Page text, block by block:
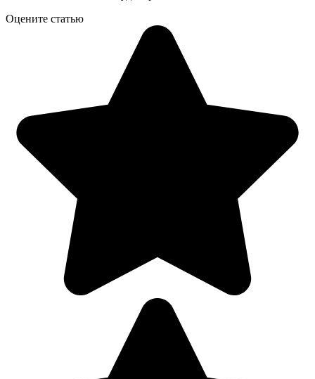
Оцените статью